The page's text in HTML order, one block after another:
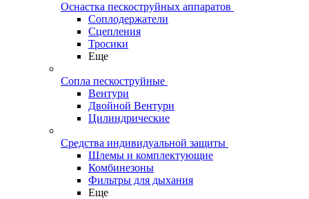
Оснастка пескоструйных аппаратов
Соплодержатели
Сцепления
Тросики
Еще
Сопла пескоструйные
Вентури
Двойной Вентури
Цилиндрические
Средства индивидуальной защиты
Шлемы и комплектующие
Комбинезоны
Фильтры для дыхания
Еще